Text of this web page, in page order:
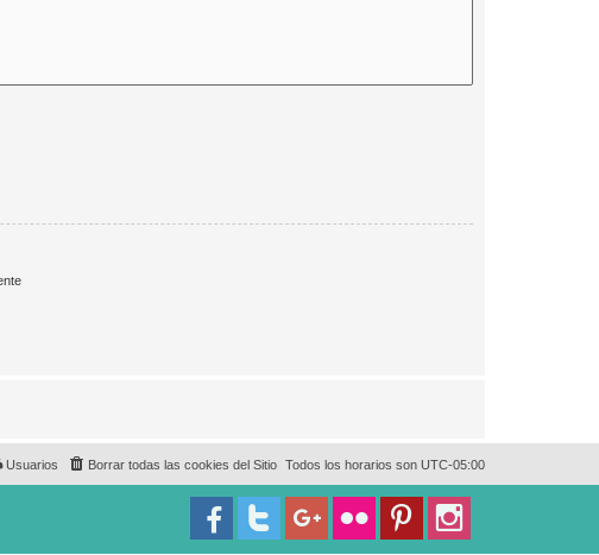
Todos los horarios son UTC-05:00
Borrar todas las cookies del Sitio
Usuarios